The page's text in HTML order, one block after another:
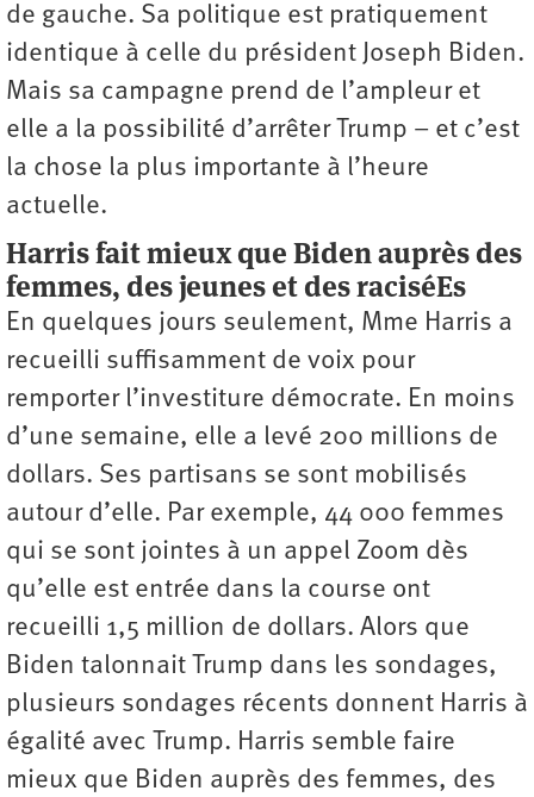
de gauche. Sa politique est pratiquement
identique à celle du président Joseph Biden.
Mais sa campagne prend de l’ampleur et
elle a la possibilité d’arrêter Trump – et c’est
la chose la plus importante à l’heure
actuelle.
Harris fait mieux que Biden auprès des
femmes, des jeunes et des raciséEs
En quelques jours seulement, Mme Harris a
recueilli suffisamment de voix pour
remporter l’investiture démocrate. En moins
d’une semaine, elle a levé 200 millions de
dollars. Ses partisans se sont mobilisés
autour d’elle. Par exemple, 44 000 femmes
qui se sont jointes à un appel Zoom dès
qu’elle est entrée dans la course ont
recueilli 1,5 million de dollars. Alors que
Biden talonnait Trump dans les sondages,
plusieurs sondages récents donnent Harris à
égalité avec Trump. Harris semble faire
mieux que Biden auprès des femmes, des